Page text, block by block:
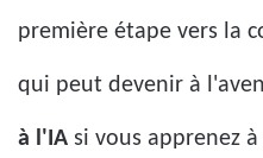
première étape vers la
qui peut devenir à
à l'IA si vous apprenez